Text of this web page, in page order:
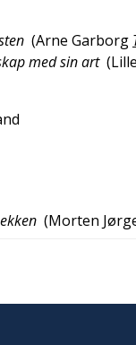
(Arne Garborg
med sin art (
(Morten